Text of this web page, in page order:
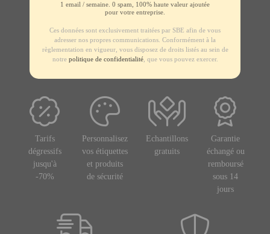
1 email / semaine. 0 spam, 100% haute valeur ajoutée
pour votre entreprise.
Ces données sont exclusivement traitées par SBE afin de vous
adresser nos propres communications. Conformément à la
règlementation en vigueur, vous disposez de droits listés au sein de
notre politique de confidentialité, que vous pouvez exercer.
Tarifs
dégressifs
jusqu'à
-70%
Personnalisez
vos étiquettes
et produits
de sécurité
Echantillons
gratuits
Garantie
échangé ou
remboursé
sous 14
jours